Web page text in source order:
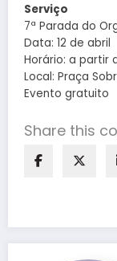
Serviço
7ª Parada do
Data: 12 de abril
Horário: a partir
Local: Praça
Evento gratuito
Share this